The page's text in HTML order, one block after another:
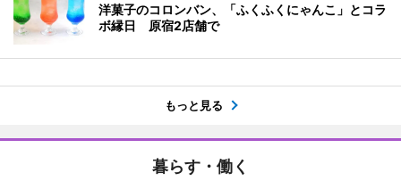
洋菓子のコロンバン、「ふくふくにゃんこ」とコラ
ボ縁日 原宿2店舗で
もっと見る
暮らす・働く